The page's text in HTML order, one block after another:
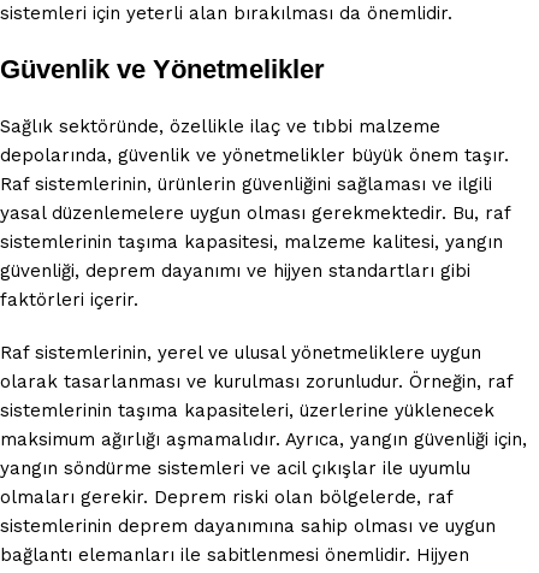
sistemleri için yeterli alan bırakılması da önemlidir.
Güvenlik ve Yönetmelikler
Sağlık sektöründe, özellikle ilaç ve tıbbi malzeme
depolarında, güvenlik ve yönetmelikler büyük önem taşır.
Raf sistemlerinin, ürünlerin güvenliğini sağlaması ve ilgili
yasal düzenlemelere uygun olması gerekmektedir. Bu, raf
sistemlerinin taşıma kapasitesi, malzeme kalitesi, yangın
güvenliği, deprem dayanımı ve hijyen standartları gibi
faktörleri içerir.
Raf sistemlerinin, yerel ve ulusal yönetmeliklere uygun
olarak tasarlanması ve kurulması zorunludur. Örneğin, raf
sistemlerinin taşıma kapasiteleri, üzerlerine yüklenecek
maksimum ağırlığı aşmamalıdır. Ayrıca, yangın güvenliği için,
yangın söndürme sistemleri ve acil çıkışlar ile uyumlu
olmaları gerekir. Deprem riski olan bölgelerde, raf
sistemlerinin deprem dayanımına sahip olması ve uygun
bağlantı elemanları ile sabitlenmesi önemlidir. Hijyen